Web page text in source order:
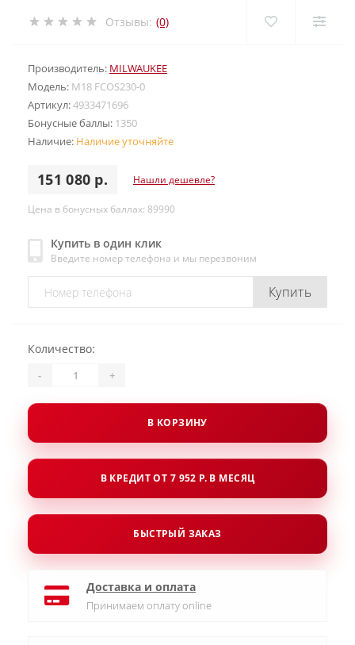
Отзывы: (0)
Производитель: MILWAUKEE
Модель: M18 FCOS230-0
Артикул:4933471696
Бонусные баллы: 1350
Наличие: Наличие уточняйте
151 080 р. Нашли дешевле?
Цена в бонусных баллах: 89990
Купить в один клик
Введите номер телефона и мы перезвоним
Купить
Количество:
- +
В КОРЗИНУ
В КРЕДИТ ОТ 7 952 Р. В МЕСЯЦ
БЫСТРЫЙ ЗАКАЗ
Доставка и оплата
Принимаем оплату online